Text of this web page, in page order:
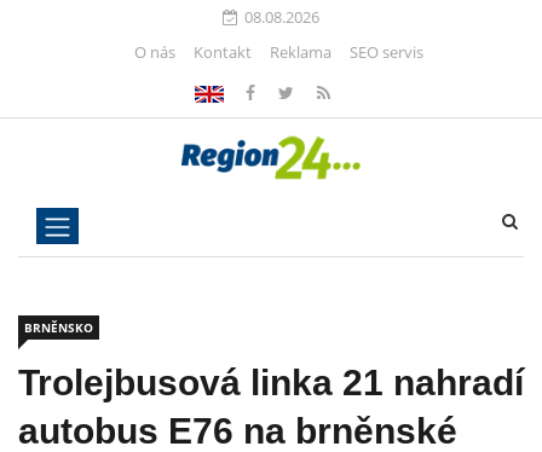
08.08.2026
O nás
Kontakt Reklama SEO servis
BRNĚNSKO
Trolejbusová linka 21 nahradí
autobus E76 na brněnské